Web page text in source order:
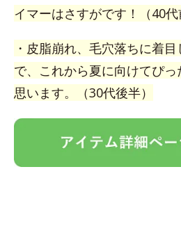
イマーはさすがです！（40代
・皮脂崩れ、毛穴落ちに着
で、これから夏に向けてぴっ
思います。（30代後半）